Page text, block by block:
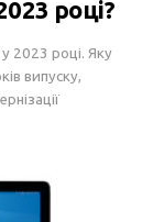
році?
2023 році. Яку
випуску,